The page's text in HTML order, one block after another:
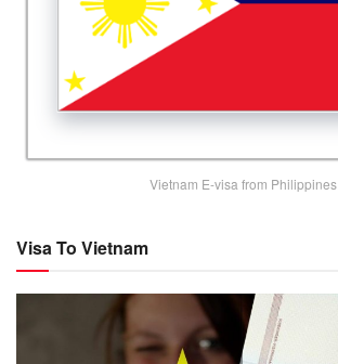
Vietnam E-visa from Philippines
Visa To Vietnam